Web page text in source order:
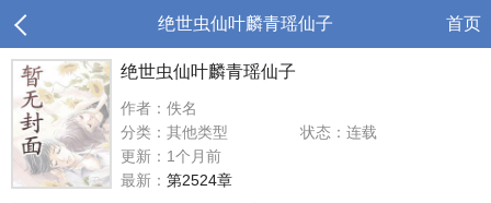
绝世虫仙叶麟青瑶仙子 首页
绝世虫仙叶麟青瑶仙子
作者：佚名
分类：其他类型
状态：连载
更新：1个月前
最新： 第2524章